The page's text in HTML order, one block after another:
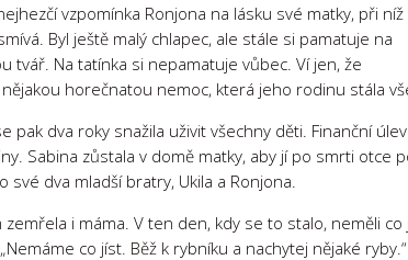
vzpomínka Ronjona na lásku své matky, při níž
Byl ještě malý chlapec, ale stále si pamatuje na
tvář. Na tatínka si nepamatuje vůbec. Ví jen, že
horečnatou nemoc, která jeho rodinu stála
pak dva roky snažila uživit všechny děti. Finanční
Sabina zůstala v domě matky, aby jí po smrti otce
své dva mladší bratry, Ukila a Ronjona.
zemřela i máma. V ten den, kdy se to stalo, neměli
co jíst. Běž k rybníku a nachytej nějaké